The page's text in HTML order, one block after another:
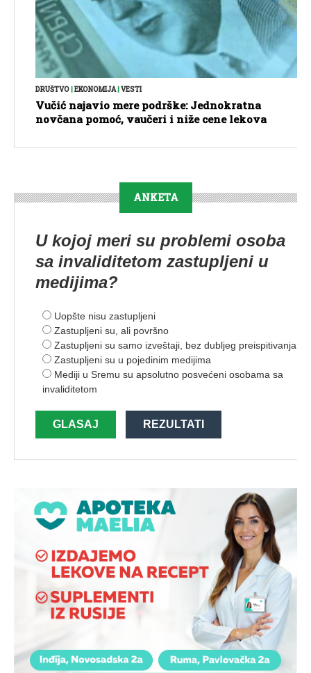
DRUŠTVO|EKONOMIJA|VESTI
Vučić najavio mere podrške: Jednokratna
novčana pomoć, vaučeri i niže cene lekova
ANKETA
U kojoj meri su problemi osoba
sa invaliditetom zastupljeni u
medijima?
Uopšte nisu zastupljeni
Zastupljeni su, ali površno
Zastupljeni su samo izveštaji, bez dubljeg preispitivanja
Zastupljeni su u pojedinim medijima
Mediji u Sremu su apsolutno posvećeni osobama sa
invaliditetom
GLASAJ REZULTATI